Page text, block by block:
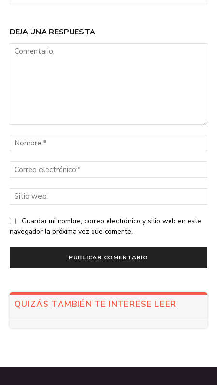
DEJA UNA RESPUESTA
Guardar mi nombre, correo electrónico y sitio web en este
navegador la próxima vez que comente.
QUIZÁS TAMBIÉN TE INTERESE LEER